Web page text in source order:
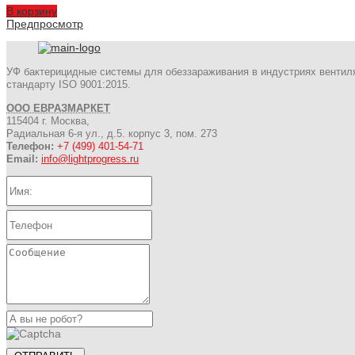
В корзину
Предпросмотр
УФ бактерицидные системы для обеззараживания в индустриях
стандарту ISO 9001:2015.
ООО ЕВРАЗМАРКЕТ
115404 г. Москва,
Радиальная 6-я ул., д.5. корпус 3, пом. 273
Телефон: +7 (499) 401-54-71
Email: info@lightprogress.ru